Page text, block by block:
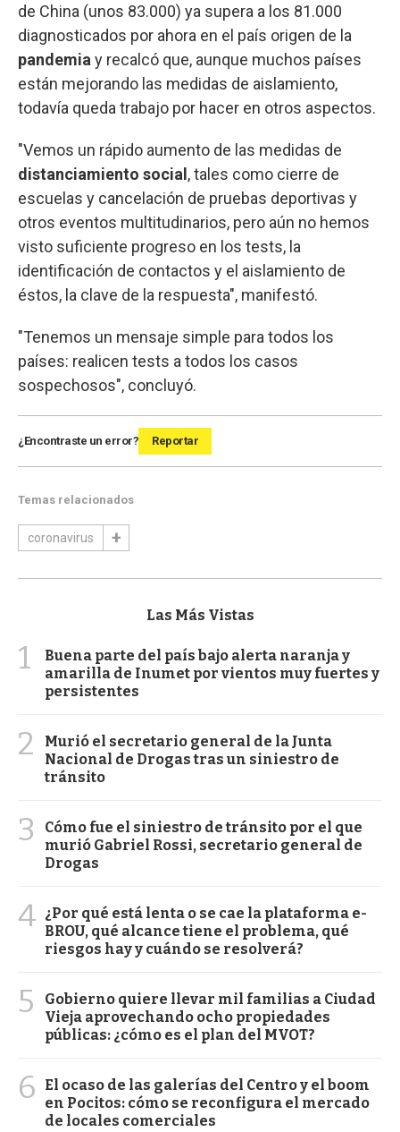
de China (unos 83.000) ya supera a los 81.000
diagnosticados por ahora en el país origen de la
pandemia y recalcó que, aunque muchos países
están mejorando las medidas de aislamiento,
todavía queda trabajo por hacer en otros aspectos.
"Vemos un rápido aumento de las medidas de
distanciamiento social , tales como cierre de
escuelas y cancelación de pruebas deportivas y
otros eventos multitudinarios, pero aún no hemos
visto suficiente progreso en los tests, la
identificación de contactos y el aislamiento de
éstos, la clave de la respuesta", manifestó.
"Tenemos un mensaje simple para todos los
países: realicen tests a todos los casos
sospechosos", concluyó.
¿Encontraste un error? Reportar
Temas relacionados
coronavirus
Las Más Vistas
1
Buena parte del país bajo alerta naranja y
amarilla de Inumet por vientos muy fuertes y
persistentes
2
Murió el secretario general de la Junta
Nacional de Drogas tras un siniestro de
tránsito
3
Cómo fue el siniestro de tránsito por el que
murió Gabriel Rossi, secretario general de
Drogas
4 ¿Por qué está lenta o se cae la plataforma e-
BROU, qué alcance tiene el problema, qué
riesgos hay y cuándo se resolverá?
5
Gobierno quiere llevar mil familias a Ciudad
Vieja aprovechando ocho propiedades
públicas: ¿cómo es el plan del MVOT?
6
El ocaso de las galerías del Centro y el boom
en Pocitos: cómo se reconfigura el mercado
de locales comerciales